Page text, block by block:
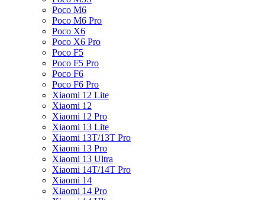
Poco M6
Poco M6 Pro
Poco X6
Poco X6 Pro
Poco F5
Poco F5 Pro
Poco F6
Poco F6 Pro
Xiaomi 12 Lite
Xiaomi 12
Xiaomi 12 Pro
Xiaomi 13 Lite
Xiaomi 13T/13T Pro
Xiaomi 13 Pro
Xiaomi 13 Ultra
Xiaomi 14T/14T Pro
Xiaomi 14
Xiaomi 14 Pro